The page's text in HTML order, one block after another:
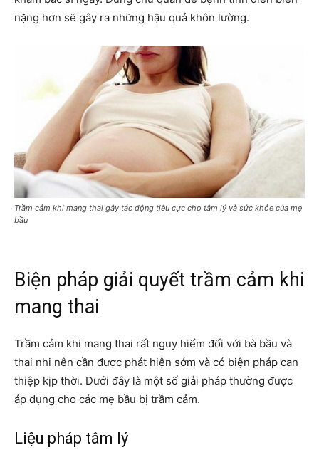
nặng hơn sẽ gây ra những hậu quả khôn lường.
Trầm cảm khi mang thai gây tác động tiêu cực cho tâm lý và sức khỏe của mẹ
bầu
Biện pháp giải quyết trầm cảm khi
mang thai
Trầm cảm khi mang thai rất nguy hiểm đối với bà bầu và
thai nhi nên cần được phát hiện sớm và có biện pháp can
thiệp kịp thời. Dưới đây là một số giải pháp thường được
áp dụng cho các mẹ bầu bị trầm cảm.
Liệu pháp tâm lý